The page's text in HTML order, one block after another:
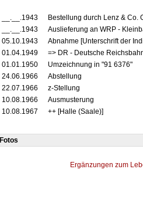
__.__.1943
Bestellung durch Lenz & Co.
__.__.1943
Auslieferung an WRP -
05.10.1943
Abnahme [Unterschrift der
01.04.1949
=> DR - Deutsche
01.01.1950
Umzeichnung in "91 6376"
24.06.1966
Abstellung
22.07.1966
z-Stellung
10.08.1966
Ausmusterung
10.08.1967
++ [Halle (Saale)]
Fotos
Ergänzungen zum